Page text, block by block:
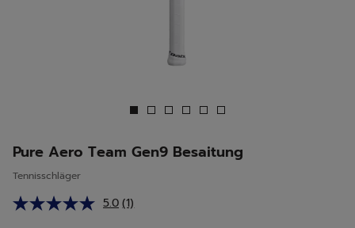
Pure Aero Team Gen9 Besaitung
Tennisschläger
5.0 Bewertung
(1)